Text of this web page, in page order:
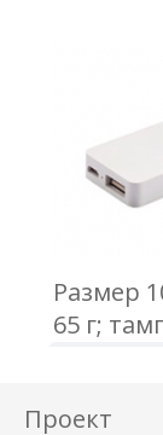
Размер
65 г;
Проект